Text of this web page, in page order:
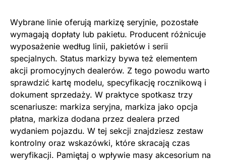
Wybrane linie oferują markizę seryjnie, pozostałe
wymagają dopłaty lub pakietu. Producent różnicuje
wyposażenie według linii, pakietów i serii
specjalnych. Status markizy bywa też elementem
akcji promocyjnych dealerów. Z tego powodu warto
sprawdzić kartę modelu, specyfikację rocznikową i
dokument sprzedaży. W praktyce spotkasz trzy
scenariusze: markiza seryjna, markiza jako opcja
płatna, markiza dodana przez dealera przed
wydaniem pojazdu. W tej sekcji znajdziesz zestaw
kontrolny oraz wskazówki, które skracają czas
weryfikacji. Pamiętaj o wpływie masy akcesorium na